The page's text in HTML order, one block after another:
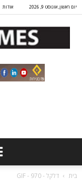
יום ראשון, אוגוסט 9, 2026 אודות
בית דלקל - 970 - GIF